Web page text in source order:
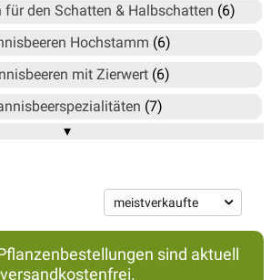
für den Schatten & Halbschatten (6)
Hochstamm (6)
mit Zierwert(6)
(7)
Johannisbeeren
(Cassissima®)(14)
Johannisbeeren(4)
Johannisbeeren(7)
▾
sind aktuell
versandkostenfrei.